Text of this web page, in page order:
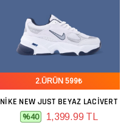
2.ÜRÜN 599₺
NIKE NEW JUST BEYAZ LACIVERT
%40 1,399.99 TL